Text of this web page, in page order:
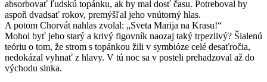
absorbovať ľudskú topánku, ak by mal dosť času. Potreboval by
aspoň dvadsať rokov, premýšľal jeho vnútorný hlas.
A potom Chorvát nahlas zvolal: „Sveta Marija na Krasu!“
Mohol byť jeho starý a krivý figovník naozaj taký trpezlivý? Šialenú
teóriu o tom, že strom s topánkou žili v symbióze celé desaťročia,
nedokázal vyhnať z hlavy. V tú noc sa v posteli prehadzoval až do
východu slnka.